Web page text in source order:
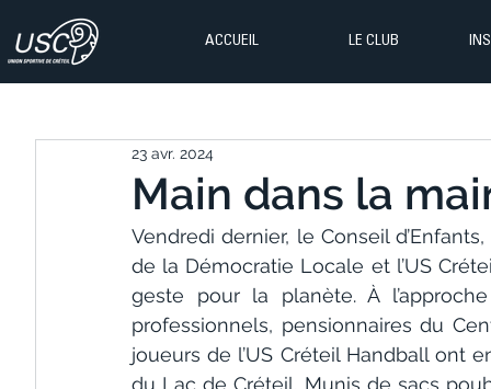
ACCUEIL LE CLUB
Main dans la
23 avr. 2024
Vendredi dernier, le Conseil
de la Démocratie Locale et l’US
geste pour la planète. À
professionnels, pensionnaires du
joueurs de l’US Créteil Handball ont
du Lac de Créteil. Munis de sacs